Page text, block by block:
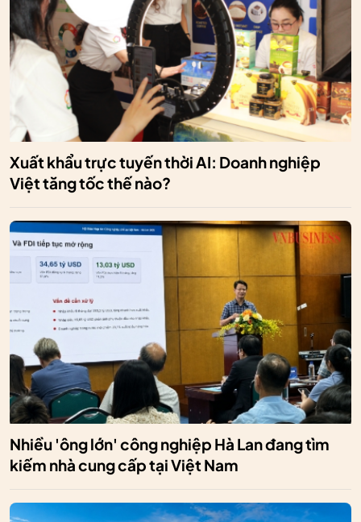
Xuất khẩu trực tuyến thời AI: Doanh nghiệp
Việt tăng tốc thế nào?
Nhiều 'ông lớn' công nghiệp Hà Lan đang tìm
kiếm nhà cung cấp tại Việt Nam